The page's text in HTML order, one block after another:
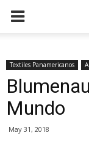
Textiles Panamericanos
Mundo
May 31, 2018